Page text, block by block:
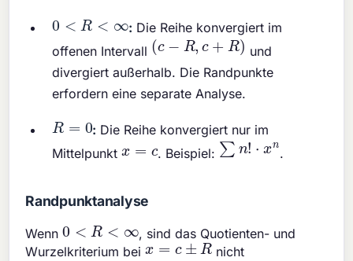
0 <R< ∞ : Die Reihe konvergiert im
offenen Intervall
(c − R,c + R
und
divergiert außerhalb. Die Randpunkte
erfordern eine separate Analyse.
R= : Die Reihe konvergiert nur im
Mittelpunktx=c . Beispiel:
∑n !⋅x n
.
Randpunktanalyse
Wenn0 <R < ∞
, sind das Quotienten- und
Wurzelkriterium beix=c ±R
nicht